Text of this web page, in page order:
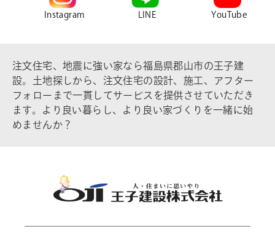
Instagram LINE YouTube
注文住宅、地震に強い家なら福島県郡山市の王子建
設。土地探しから、注文住宅の設計、施工、アフター
フォローまで一貫してサービスを提供させていただき
ます。より良い暮らし、より良い家づくりを一緒に始
めませんか？